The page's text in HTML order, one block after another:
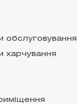
обслуговування
харчування